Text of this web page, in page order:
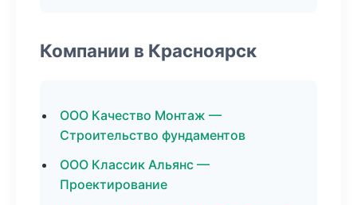
Компании в Красноярск
ООО Качество Монтаж —
Строительство фундаментов
ООО Классик Альянс —
Проектирование